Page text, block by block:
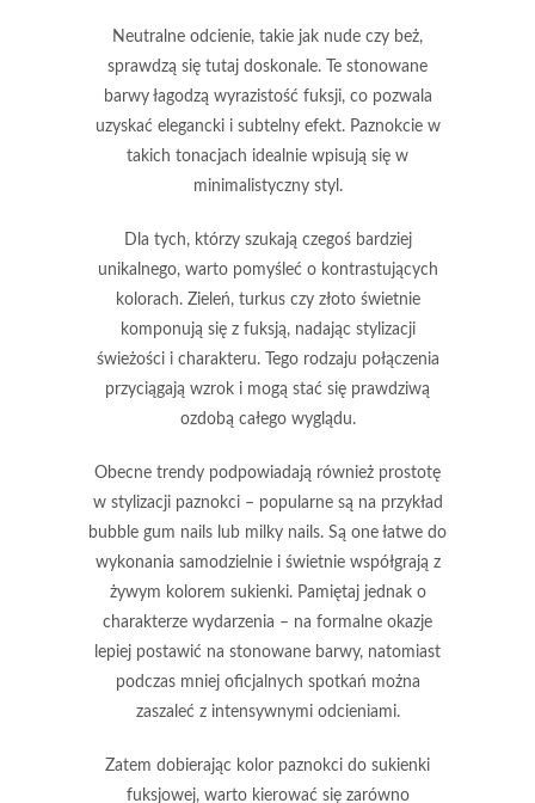
Neutralne odcienie, takie jak nude czy beż,
sprawdzą się tutaj doskonale. Te stonowane
barwy łagodzą wyrazistość fuksji, co pozwala
uzyskać elegancki i subtelny efekt. Paznokcie w
takich tonacjach idealnie wpisują się w
minimalistyczny styl.
Dla tych, którzy szukają czegoś bardziej
unikalnego, warto pomyśleć o kontrastujących
kolorach. Zieleń, turkusczy złotoświetnie
komponują się z fuksją, nadając stylizacji
świeżości i charakteru. Tego rodzaju połączenia
przyciągają wzrok i mogą stać się prawdziwą
ozdobą całego wyglądu.
Obecne trendy podpowiadają również prostotę
w stylizacji paznokci – popularne są na przykład
bubble gum nails lub milky nails. Są one łatwe do
wykonania samodzielnie i świetnie współgrają z
żywym kolorem sukienki. Pamiętaj jednak o
charakterze wydarzenia – na formalne okazje
lepiej postawić na stonowane barwy, natomiast
podczas mniej oficjalnych spotkań można
zaszaleć z intensywnymi odcieniami.
Zatem dobierając kolor paznokci do sukienki
fuksjowej, warto kierować się zarówno